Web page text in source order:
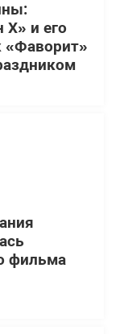
Х» и его
«Фаворит»
фильма